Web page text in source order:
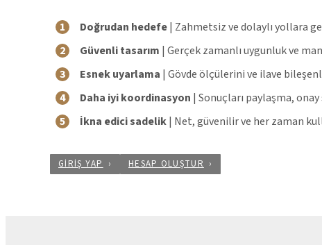
Doğrudan hedefe| Zahmetsiz ve dolaylı yollara
Güvenli tasarım | Gerçek zamanlı uygunluk ve
Esnek uyarlama | Gövde ölçülerini ve ilave
Daha iyi koordinasyon | Sonuçları paylaşma,
İkna edici sadelik| Net, güvenilir ve her zaman
GIRIŞ YAP HESAP OLUŞTUR